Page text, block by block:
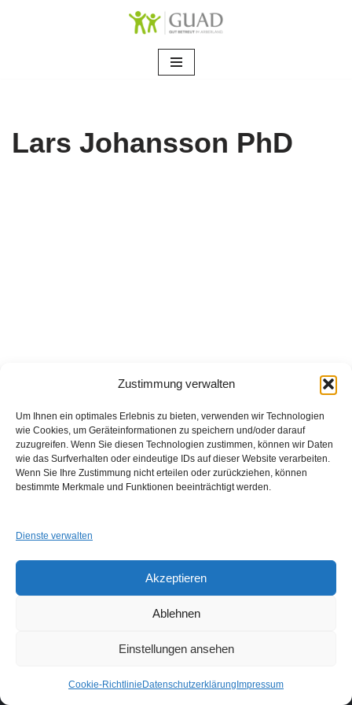
Zustimmung verwalten
Um Ihnen ein optimales Erlebnis zu bieten, verwenden wir Technologien
wie Cookies, um Geräteinformationen zu speichern und/oder darauf
zuzugreifen. Wenn Sie diesen Technologien zustimmen, können wir Daten
wie das Surfverhalten oder eindeutige IDs auf dieser Website verarbeiten.
Wenn Sie Ihre Zustimmung nicht erteilen oder zurückziehen, können
bestimmte Merkmale und Funktionen beeinträchtigt werden.
Dienste verwalten
Akzeptieren
Ablehnen
Einstellungen ansehen
Cookie-Richtlinie Datenschutzerklärung Impressum
Lars Johansson PhD
GUAD e.V.
info@guad-netz.de
Impressum Datenschutzerklärung
Neve| Präsentiert vonWordPress